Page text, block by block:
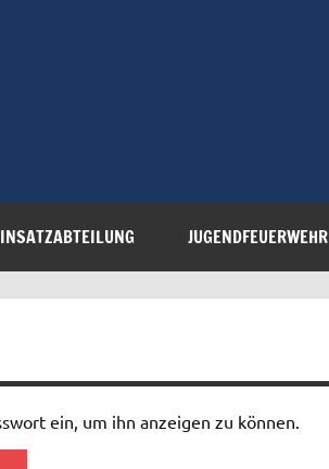
JUGENDFEUERWEHR
ein, um ihn anzeigen zu können.